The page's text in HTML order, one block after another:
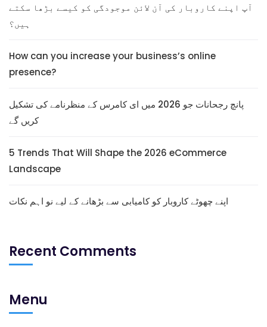
آپ اپنے کاروبار کی آن لائن موجودگی کو کیسے بڑھا سکتے
ہیں؟
How can you increase your business’s online
presence?
پانچ رجحانات جو 2026 میں ای کامرس کے منظرنامے کی تشکیل
کریں گے
5 Trends That Will Shape the 2026 eCommerce
Landscape
اپنے چھوٹے کاروبار کو کامیابی سے بڑھانے کے لیے نو اہم نکات
Recent Comments
Menu